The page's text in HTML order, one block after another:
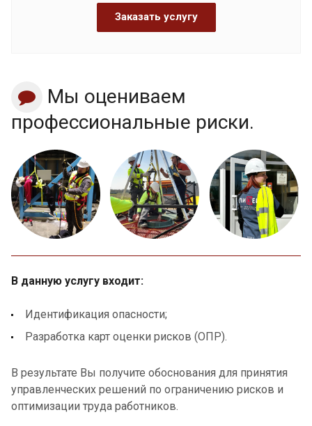
Заказать услугу
Мы оцениваем
профессиональные риски.
В данную услугу входит:
Идентификация опасности;
Разработка карт оценки рисков (ОПР).
В результате Вы получите обоснования для принятия
управленческих решений по ограничению рисков и
оптимизации труда работников.